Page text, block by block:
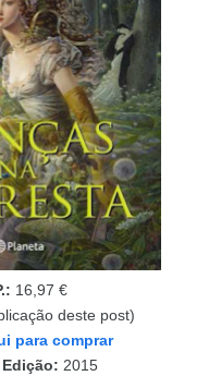
16,97 €
deste post)
para comprar
2015